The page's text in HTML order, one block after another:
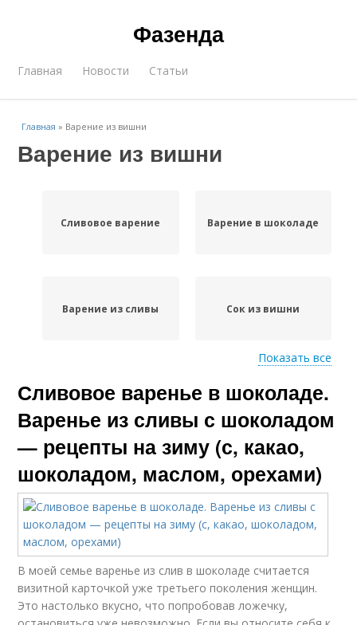
Фазенда
Главная Новости Статьи
Главная » Варение из вишни
Варение из вишни
Сливовое варение Варение в шоколаде
Варение из сливы Сок из вишни
Вишневое варение
Варение с целыми
ягодами
Шоколадное варение
Показать все
Сливовое варенье в шоколаде.
Варенье из сливы с шоколадом
— рецепты на зиму (с, какао,
шоколадом, маслом, орехами)
В моей семье варенье из слив в шоколаде считается
визитной карточкой уже третьего поколения женщин.
Это настолько вкусно, что попробовав ложечку,